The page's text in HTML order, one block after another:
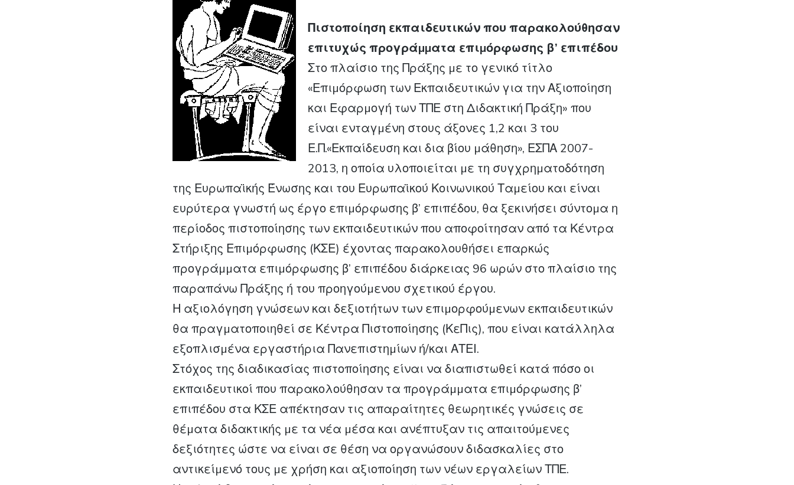
Πιστοποίηση εκπαιδευτικών που παρακολούθησαν
επιτυχώς προγράµµατα επιµόρφωσης β’ επιπέδου
Στο πλαίσιο της Πράξης µε το γενικό τίτλο
«Επιµόρφωση των Εκπαιδευτικών για την Αξιοποίηση
και Εφαρµογή των ΤΠΕ στη Διδακτική Πράξη» που
είναι ενταγµένη στους άξονες 1,2 και 3 του
Ε.Π.«Εκπαίδευση και δια βίου µάθηση», ΕΣΠΑ 2007-
2013, η οποία υλοποιείται µε τη συγχρηµατοδότηση
της Ευρωπαϊκής Ένωσης και του Ευρωπαϊκού Κοινωνικού Ταµείου και είναι
ευρύτερα γνωστή ως έργο επιµόρφωσης β’ επιπέδου, θα ξεκινήσει σύντοµα η
περίοδος πιστοποίησης των εκπαιδευτικών που αποφοίτησαν από τα Κέντρα
Στήριξης Επιµόρφωσης (ΚΣΕ) έχοντας παρακολουθήσει επαρκώς
προγράµµατα επιµόρφωσης β’ επιπέδου διάρκειας 96 ωρών στο πλαίσιο της
παραπάνω Πράξης ή του προηγούµενου σχετικού έργου.
Η αξιολόγηση γνώσεων και δεξιοτήτων των επιµορφούµενων εκπαιδευτικών
θα πραγµατοποιηθεί σε Κέντρα Πιστοποίησης (ΚεΠις), που είναι κατάλληλα
εξοπλισµένα εργαστήρια Πανεπιστηµίων ή/και ΑΤΕΙ.
Στόχος της διαδικασίας πιστοποίησης είναι να διαπιστωθεί κατά πόσο οι
εκπαιδευτικοί που παρακολούθησαν τα προγράµµατα επιµόρφωσης β’
επιπέδου στα ΚΣΕ απέκτησαν τις απαραίτητες θεωρητικές γνώσεις σε
θέµατα διδακτικής µε τα νέα µέσα και ανέπτυξαν τις απαιτούµενες
δεξιότητες ώστε να είναι σε θέση να οργανώσουν διδασκαλίες στο
αντικείµενό τους µε χρήση και αξιοποίηση των νέων εργαλείων ΤΠΕ.